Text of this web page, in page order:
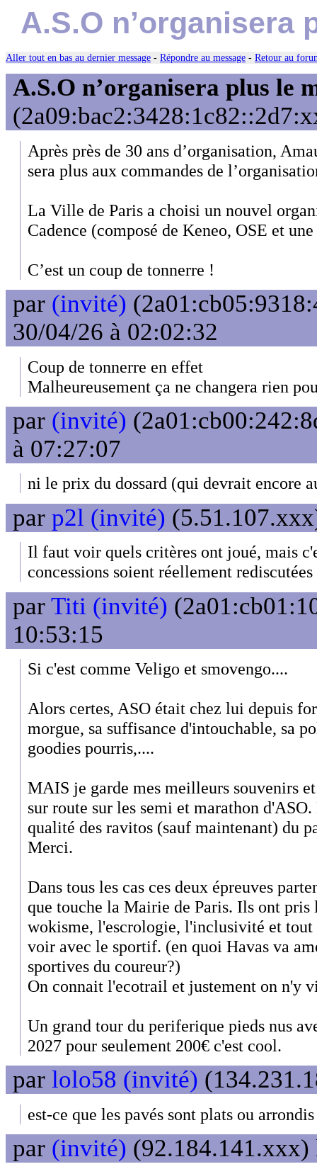
A.S.O n’organisera
Aller tout en bas au dernier message - Répondre au message - Retour au
A.S.O n’organisera plus le
Après près de 30 ans d’organisation,
sera plus aux commandes de
La Ville de Paris a choisi un nouvel
Cadence (composé de Keneo, OSE et
C’est un coup de tonnerre !
par (invité)
30/04/26 à 02:02:32
Coup de tonnerre en effet
Malheureusement ça ne changera rien
par (invité)
à 07:27:07
ni le prix du dossard (qui devrait encore
par p2l (invité)
Il faut voir quels critères ont joué, mais
concessions soient réellement rediscutées
par Titi (invité)
10:53:15
Si c'est comme Veligo et smovengo....
Alors certes, ASO était chez lui depuis
morgue, sa suffisance d'intouchable, sa
goodies pourris,....
MAIS je garde mes meilleurs souvenirs
sur route sur les semi et marathon
qualité des ravitos (sauf maintenant) du
Merci.
Dans tous les cas ces deux épreuves
que touche la Mairie de Paris. Ils ont pris
wokisme, l'escrologie, l'inclusivité et tout
voir avec le sportif. (en quoi Havas va
sportives du coureur?)
On connait l'ecotrail et justement on n'y
Un grand tour du periferique pieds nus
2027 pour seulement 200€ c'est cool.
par lolo58 (invité)
est-ce que les pavés sont plats ou
par (invité) (92.184.141.xxx)